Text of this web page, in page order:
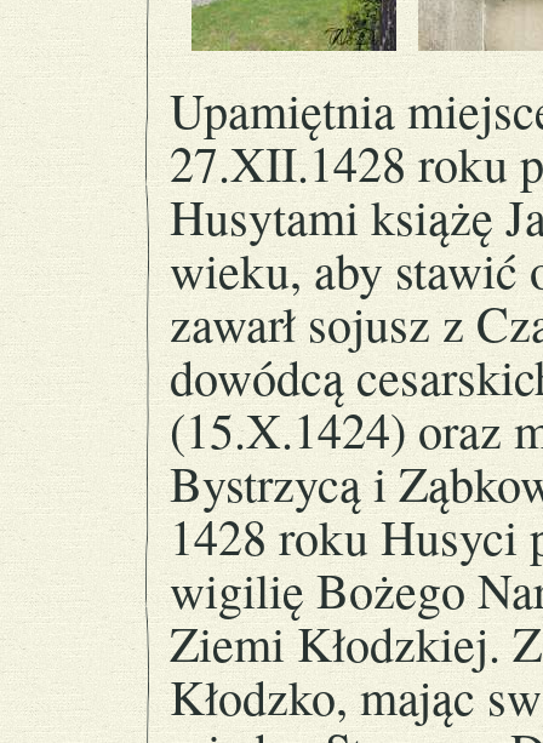
Upamiętnia
27.XII.1428 roku
Husytami książę
wieku, aby stawić
zawarł sojusz z
dowódcą
(15.X.1424) oraz
Bystrzycą i
1428 roku Husyci
wigilię Bożego
Ziemi Kłodzkiej.
Kłodzko, mając